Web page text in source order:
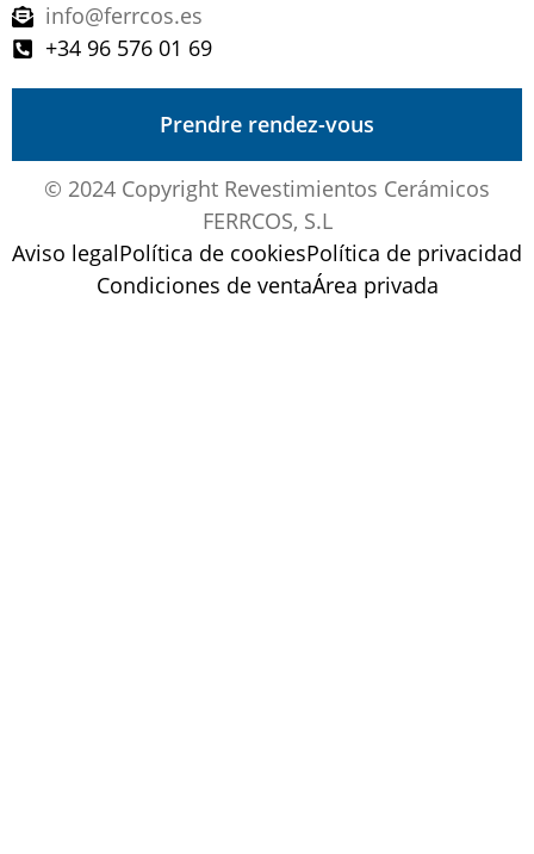
info@ferrcos.es
+34 96 576 01 69
Prendre rendez-vous
© 2024 Copyright Revestimientos Cerámicos
FERRCOS, S.L
Aviso legalPolítica de cookiesPolítica de privacidad
Condiciones de ventaÁrea privada